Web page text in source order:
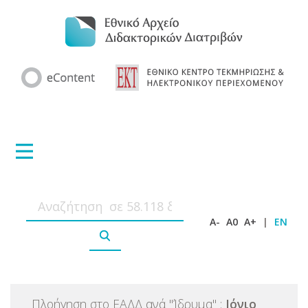
A- A0 A+ | EN
Πλοήγηση στο ΕΑΔΔ ανά "Ίδρυμα" : Ιόνιο